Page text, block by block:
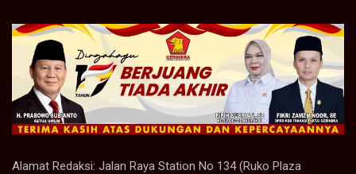
Alamat Redaksi: Jalan Raya Station No 134 (Ruko Plaza